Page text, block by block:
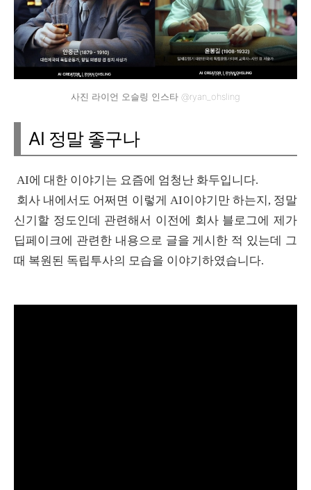
사진 라이언 오슬링 인스타 @ryan_ohsling
AI 정말 좋구나
AI에 대한 이야기는 요즘에 엄청난 화두입니다.
회사 내에서도 어쩌면 이렇게 AI이야기만 하는지, 정말
신기할 정도인데 관련해서 이전에 회사 블로그에 제가
딥페이크에 관련한 내용으로 글을 게시한 적 있는데 그
때 복원된 독립투사의 모습을 이야기하였습니다.